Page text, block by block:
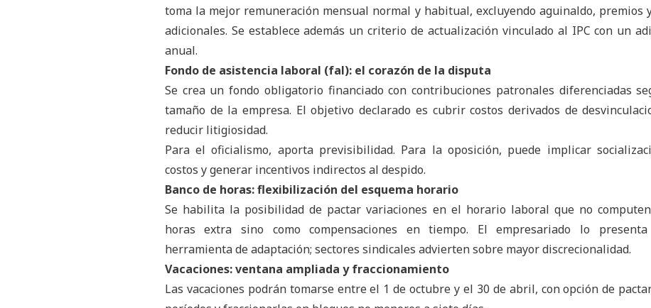
toma la mejor remuneración mensual normal y habitual, excluyendo aguinaldo, premios
adicionales. Se establece además un criterio de actualización vinculado al IPC con un
anual.
Fondo de asistencia laboral (fal): el corazón de la disputa
Se crea un fondo obligatorio financiado con contribuciones patronales diferenciadas
tamaño de la empresa. El objetivo declarado es cubrir costos derivados de
reducir litigiosidad.
Para el oficialismo, aporta previsibilidad. Para la oposición, puede implicar
costos y generar incentivos indirectos al despido.
Banco de horas: flexibilización del esquema horario
Se habilita la posibilidad de pactar variaciones en el horario laboral que no
horas extra sino como compensaciones en tiempo. El empresariado lo presenta
herramienta de adaptación; sectores sindicales advierten sobre mayor discrecionalidad.
Vacaciones: ventana ampliada y fraccionamiento
Las vacaciones podrán tomarse entre el 1 de octubre y el 30 de abril, con opción de